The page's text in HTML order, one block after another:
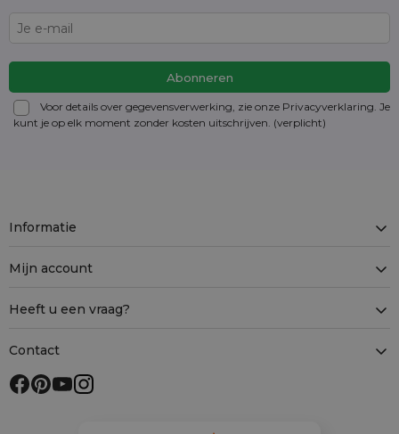
Voor details over gegevensverwerking, zie onze Privacyverklaring. Je
kunt je op elk moment zonder kosten uitschrijven . (verplicht)
Informatie
Mijn account
Heeft u een vraag?
Contact